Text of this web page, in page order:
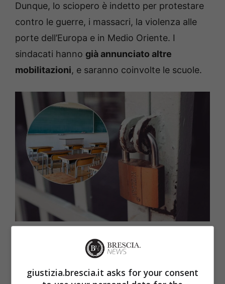
Dunque, lo sciopero è indetto per protestare
contro le guerre, i massacri, la violenza alle
porte dell’Europa e in Medio Oriente. I
sindacati hanno già annunciato altre
mobilitazioni, e saranno coinvolte le scuole.
Oltre agli scioperi,sono previste anche le
elezioni, nelle prossime settimane. InValle
giustizia.brescia.it asks for your consent